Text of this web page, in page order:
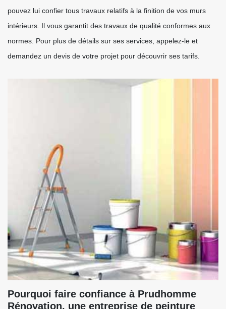
pouvez lui confier tous travaux relatifs à la finition de vos murs
intérieurs. Il vous garantit des travaux de qualité conformes aux
normes. Pour plus de détails sur ses services, appelez-le et
demandez un devis de votre projet pour découvrir ses tarifs.
Pourquoi faire confiance à Prudhomme
Rénovation, une entreprise de peinture